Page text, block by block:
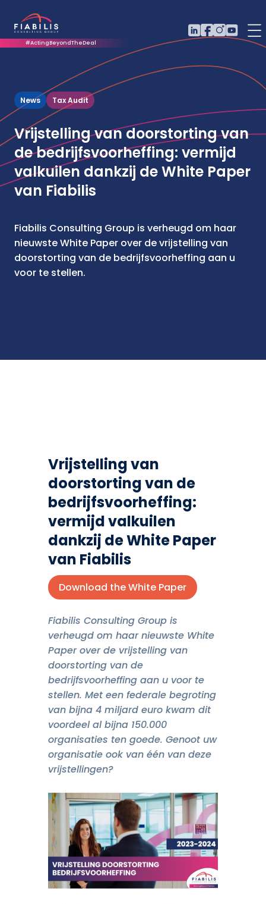
#ActingBeyondTheDeal
News Tax Audit
Vrijstelling van doorstorting van
de bedrijfsvoorheffing: vermijd
valkuilen dankzij de White Paper
van Fiabilis
Fiabilis Consulting Group is verheugd om haar
nieuwste White Paper over de vrijstelling van
doorstorting van de bedrijfsvoorheffing aan u
voor te stellen.
Vrijstelling van
doorstorting van de
bedrijfsvoorheffing:
vermijd valkuilen
dankzij de White Paper
van Fiabilis
Download the White Paper
Fiabilis Consulting Group is
verheugd om haar nieuwste White
Paper over de vrijstelling van
doorstorting van de
bedrijfsvoorheffing aan u voor te
stellen. Met een federale begroting
van bijna 4 miljard euro kwam dit
voordeel al bijna 150.000
organisaties ten goede. Genoot uw
organisatie ook van één van deze
vrijstellingen?